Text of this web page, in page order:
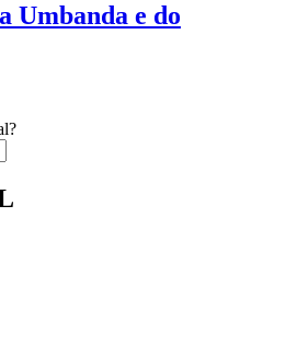
Umbanda e do